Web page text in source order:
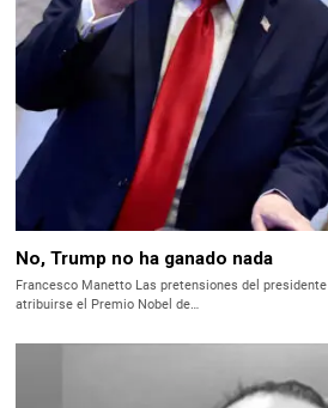
No, Trump no ha ganado nada
Francesco Manetto Las pretensiones del
atribuirse el Premio Nobel de…